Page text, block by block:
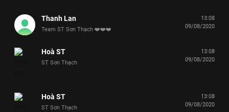
Thanh Lan
Team ST Sơn Thạch ❤️❤️❤️
13:08
09/08/2020
Hoà ST
ST Sơn Thạch
13:08
09/08/2020
Hoà ST
ST Sơn Thạch
13:08
09/08/2020